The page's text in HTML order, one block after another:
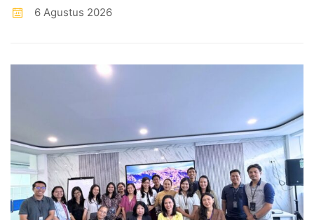
6 Agustus 2026